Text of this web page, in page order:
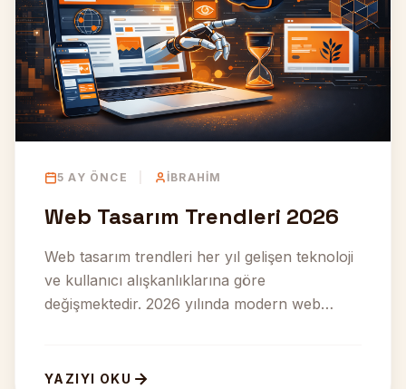
5 AY ÖNCE İBRAHIM
Web Tasarım Trendleri 2026
Web tasarım trendleri her yıl gelişen teknoloji
ve kullanıcı alışkanlıklarına göre
değişmektedir. 2026 yılında modern web
YAZIYI OKU